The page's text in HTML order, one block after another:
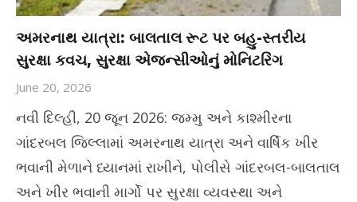
અમરનાથ યાત્રા: બાલતાલ રૂટ પર બહુ-સ્તરીય
સુરક્ષા કવચ, સુરક્ષા એજન્સીઓનું મોનિટરિંગ
June 20, 2026
નવી દિલ્હી, 20 જૂન 2026: જમ્મુ અને કાશ્મીરના
ગાંદરબલ જિલ્લામાં અમરનાથ યાત્રા અને વાર્ષિક ખીર
ભવાની મેળાને ધ્યાનમાં રાખીને, પોલીસે ગાંદરબલ-બાલતાલ
અને ખીર ભવાની માર્ગો પર સુરક્ષા વ્યવસ્થા અને